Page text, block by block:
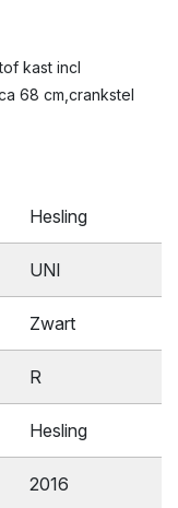
kast incl
68 cm,crankstel
Hesling
UNI
Zwart
R
Hesling
2016